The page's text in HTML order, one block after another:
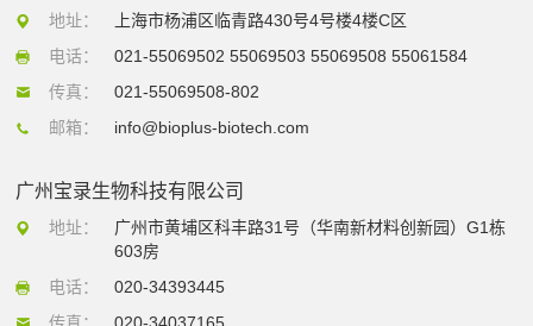
地址：
上海市杨浦区临青路430号4号楼4楼C区
电话：
021-55069502 55069503 55069508 55061584
传真：
021-55069508-802
邮箱：
info@bioplus-biotech.com
广州宝录生物科技有限公司
地址：
广州市黄埔区科丰路31号（华南新材料创新园）G1栋
603房
电话：
020-34393445